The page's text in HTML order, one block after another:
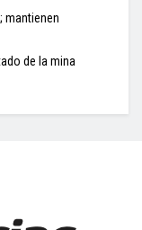
mantienen
de la mina